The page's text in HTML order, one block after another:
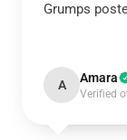
Grumps
A Amara
Verified